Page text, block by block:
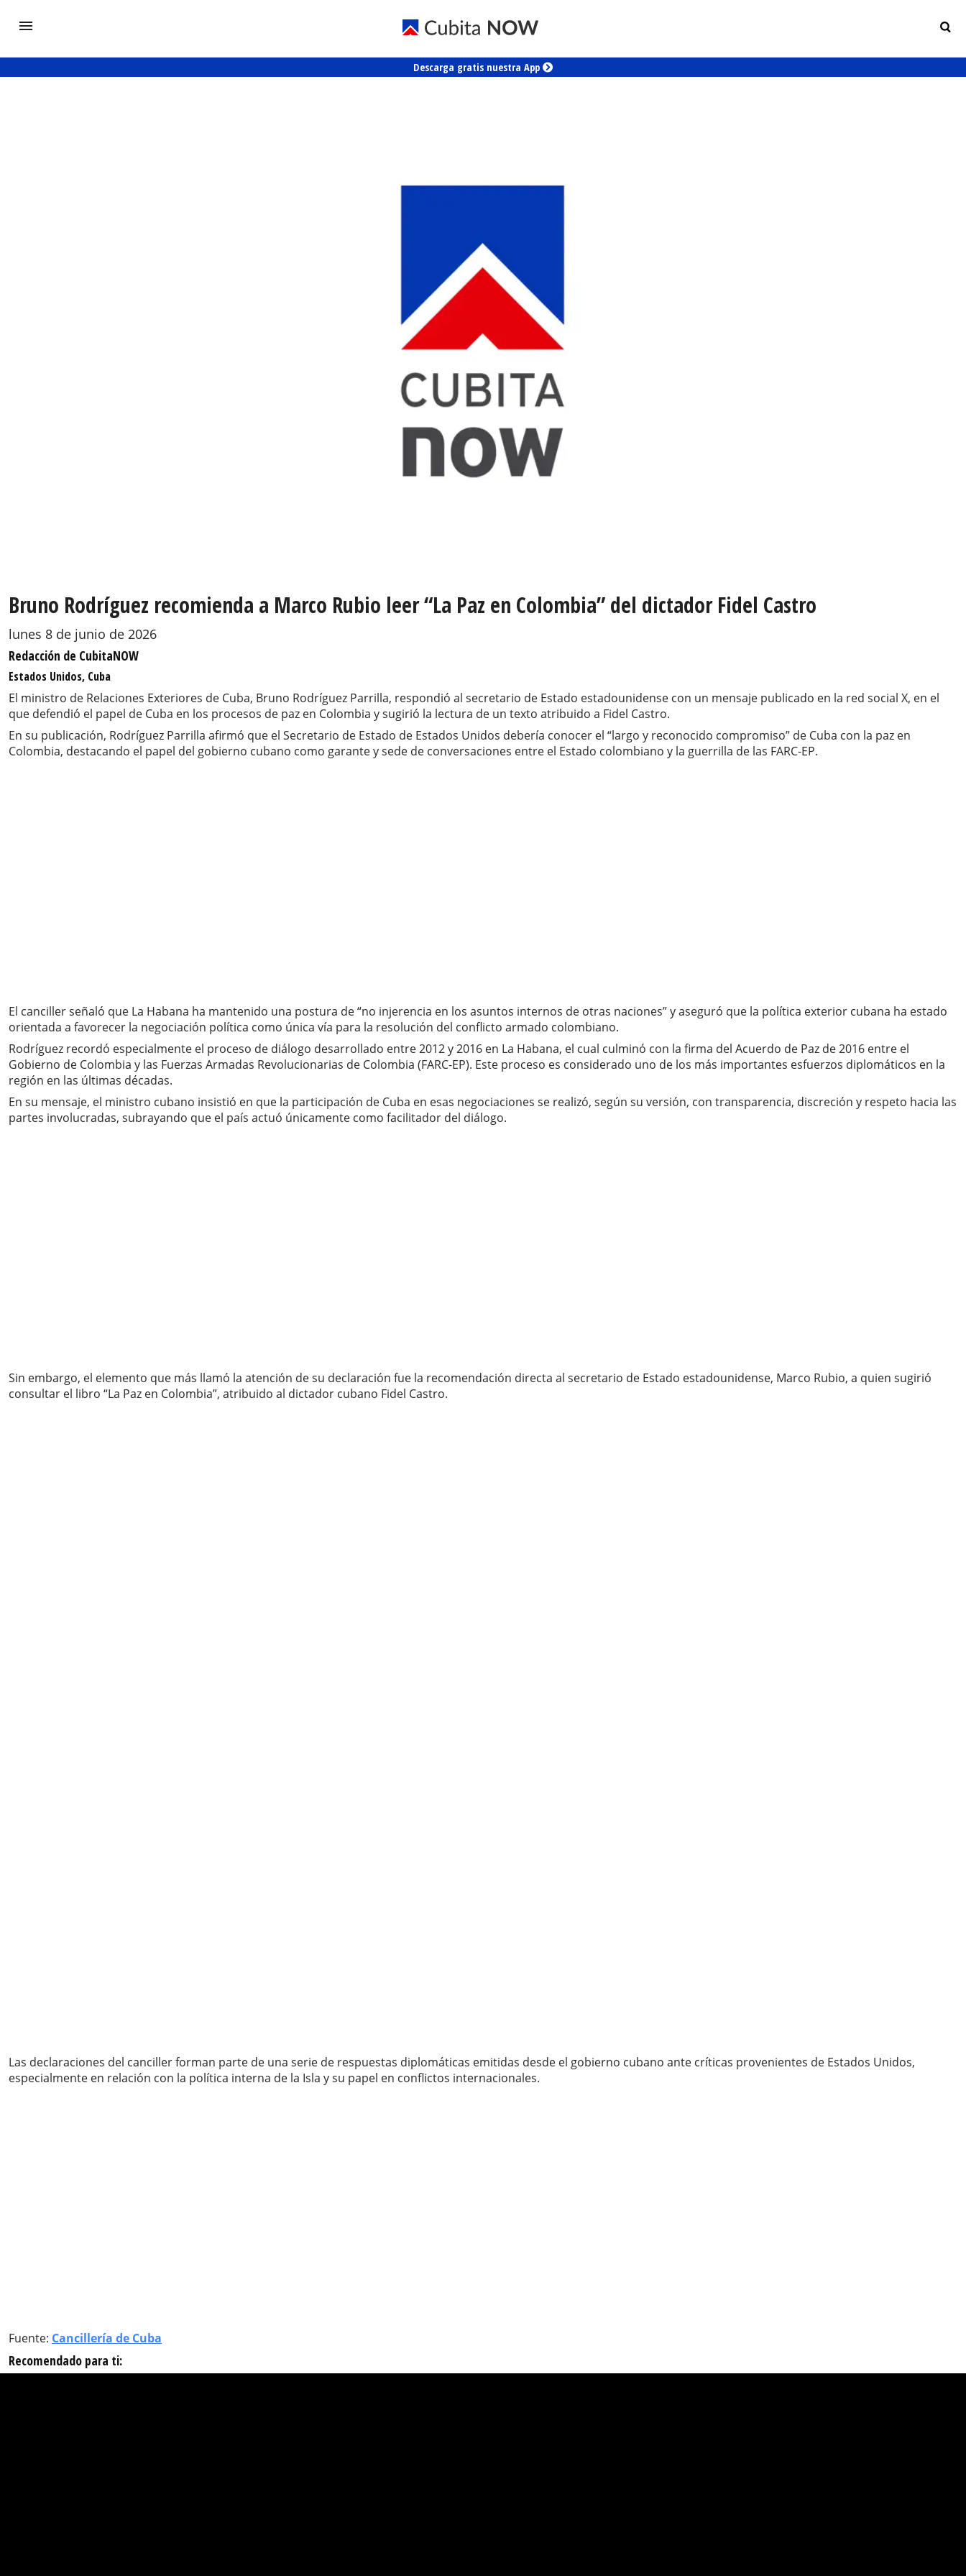
Descarga gratis nuestra App
Bruno Rodríguez recomienda a Marco Rubio leer “La Paz en Colombia” del dictador Fidel Castro
lunes 8 de junio de 2026
Redacción de CubitaNOW
Estados Unidos, Cuba
El ministro de Relaciones Exteriores de Cuba, Bruno Rodríguez Parrilla, respondió al secretario de Estado estadounidense con un mensaje publicado en la red social X, en el
que defendió el papel de Cuba en los procesos de paz en Colombia y sugirió la lectura de un texto atribuido a Fidel Castro.
En su publicación, Rodríguez Parrilla afirmó que el Secretario de Estado de Estados Unidos debería conocer el “largo y reconocido compromiso” de Cuba con la paz en
Colombia, destacando el papel del gobierno cubano como garante y sede de conversaciones entre el Estado colombiano y la guerrilla de las FARC-EP.
El canciller señaló que La Habana ha mantenido una postura de “no injerencia en los asuntos internos de otras naciones” y aseguró que la política exterior cubana ha estado
orientada a favorecer la negociación política como única vía para la resolución del conflicto armado colombiano.
Rodríguez recordó especialmente el proceso de diálogo desarrollado entre 2012 y 2016 en La Habana, el cual culminó con la firma del Acuerdo de Paz de 2016 entre el
Gobierno de Colombia y las Fuerzas Armadas Revolucionarias de Colombia (FARC-EP). Este proceso es considerado uno de los más importantes esfuerzos diplomáticos en la
región en las últimas décadas.
En su mensaje, el ministro cubano insistió en que la participación de Cuba en esas negociaciones se realizó, según su versión, con transparencia, discreción y respeto hacia las
partes involucradas, subrayando que el país actuó únicamente como facilitador del diálogo.
Sin embargo, el elemento que más llamó la atención de su declaración fue la recomendación directa al secretario de Estado estadounidense, Marco Rubio, a quien sugirió
consultar el libro “La Paz en Colombia”, atribuido al dictador cubano Fidel Castro.
Las declaraciones del canciller forman parte de una serie de respuestas diplomáticas emitidas desde el gobierno cubano ante críticas provenientes de Estados Unidos,
especialmente en relación con la política interna de la Isla y su papel en conflictos internacionales.
Fuente: Cancillería de Cuba
Recomendado para ti: